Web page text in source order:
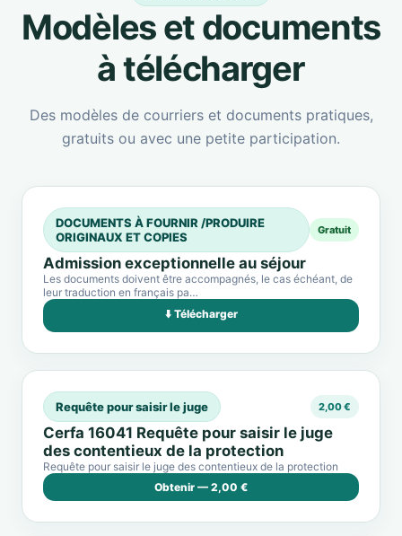
Modèles et documents
à télécharger
Des modèles de courriers et documents pratiques,
gratuits ou avec une petite participation.
DOCUMENTS À FOURNIR /PRODUIRE
ORIGINAUX ET COPIES
Gratuit
Admission exceptionnelle au séjour
Les documents doivent être accompagnés, le cas échéant, de
leur traduction en français pa…
⬇️ Télécharger
Requête pour saisir le juge 2,00 €
Cerfa 16041 Requête pour saisir le juge
des contentieux de la protection
Requête pour saisir le juge des contentieux de la protection
Obtenir — 2,00 €